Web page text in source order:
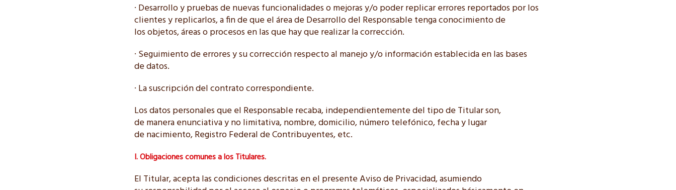
· Desarrollo y pruebas de nuevas funcionalidades o mejoras y/o poder replicar errores reportados por los
clientes y replicarlos, a fin de que el área de Desarrollo del Responsable tenga conocimiento de
los objetos, áreas o procesos en las que hay que realizar la corrección.
· Seguimiento de errores y su corrección respecto al manejo y/o información establecida en las bases
de datos.
· La suscripción del contrato correspondiente.
Los datos personales que el Responsable recaba, independientemente del tipo de Titular son,
de manera enunciativa y no limitativa, nombre, domicilio, número telefónico, fecha y lugar
de nacimiento, Registro Federal de Contribuyentes, etc.
I. Obligaciones comunes a los Titulares.
El Titular, acepta las condiciones descritas en el presente Aviso de Privacidad, asumiendo